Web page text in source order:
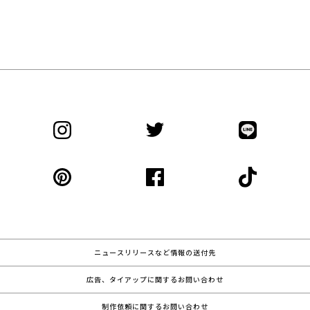
ニュースリリースなど情報の送付先
広告、タイアップに関するお問い合わせ
制作依頼に関するお問い合わせ